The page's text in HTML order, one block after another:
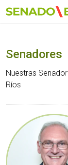
Ir al menú principal
Senadores
Nuestras
Ríos